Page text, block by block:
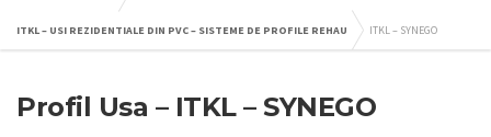
ITKL – USI REZIDENTIALE DIN PVC – SISTEME DE PROFILE REHAU ITKL – SYNEGO
Profil Usa – ITKL – SYNEGO